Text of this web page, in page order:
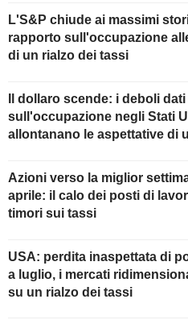
L'S&P chiude ai massimi
rapporto sull'occupazione
di un rialzo dei tassi
Il dollaro scende: i deboli dati
sull'occupazione negli Stati
allontanano le aspettative di
Azioni verso la miglior
aprile: il calo dei posti di
timori sui tassi
USA: perdita inaspettata di
a luglio, i mercati
su un rialzo dei tassi